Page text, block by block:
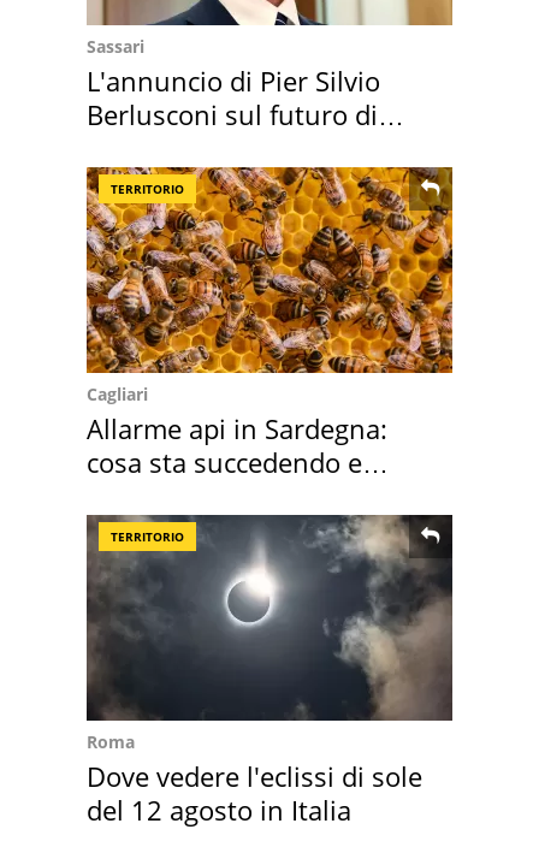
Sassari
L'annuncio di Pier Silvio
Berlusconi sul futuro di
TERRITORIO
Cagliari
Allarme api in Sardegna:
cosa sta succedendo e
TERRITORIO
Roma
Dove vedere l'eclissi di sole
del 12 agosto in Italia